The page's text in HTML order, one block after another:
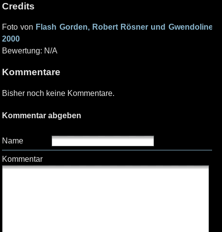
Credits
Foto von Flash Gorden, Robert Rösner und Gwendoline
2000
Bewertung: N/A
Kommentare
Bisher noch keine Kommentare.
Kommentar abgeben
Name
Kommentar